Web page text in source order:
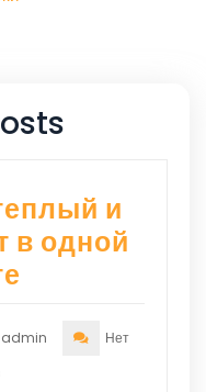
и
в одной
admin
Нет